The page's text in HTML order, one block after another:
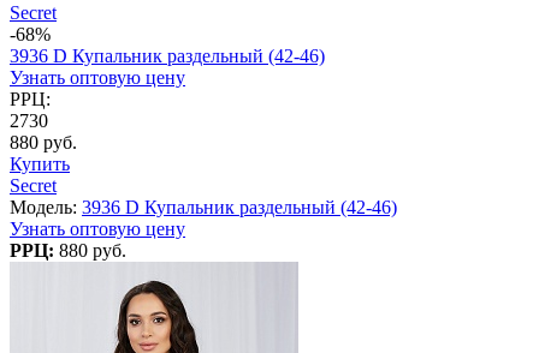
Secret
-68%
3936 D Купальник раздельный (42-46)
Узнать оптовую цену
РРЦ:
2730
880 руб.
Купить
Secret
Модель: 3936 D Купальник раздельный (42-46)
Узнать оптовую цену
РРЦ: 880 руб.